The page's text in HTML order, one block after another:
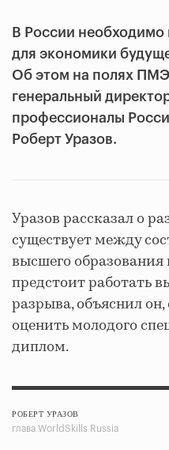
В России необходимо
для экономики
Об этом на полях
генеральный
профессионалы
Роберт Уразов.
Уразов рассказал о
существует между
высшего
предстоит работать
разрыва, объяснил
оценить молодого
диплом.
РОБЕРТ УРАЗОВ
глава WorldSkills Russia